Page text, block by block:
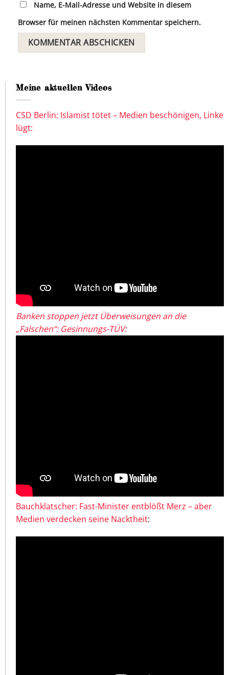
Name, E-Mail-Adresse und Website in diesem
Browser für meinen nächsten Kommentar speichern.
Meine aktuellen Videos
CSD Berlin: Islamist tötet – Medien beschönigen, Linke
lügt:
Banken stoppen jetzt Überweisungen an die
„Falschen“: Gesinnungs-TÜV:
Bauchklatscher: Fast-Minister entblößt Merz – aber
Medien verdecken seine Nacktheit: